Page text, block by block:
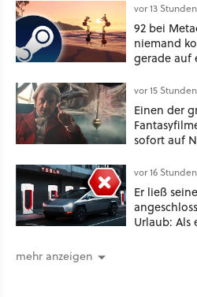
vor 13 Stunden
92 bei
niemand
gerade auf
vor 15 Stunden
Einen der
sofort auf
vor 16 Stunden
Er ließ
Urlaub: Als
mehr anzeigen